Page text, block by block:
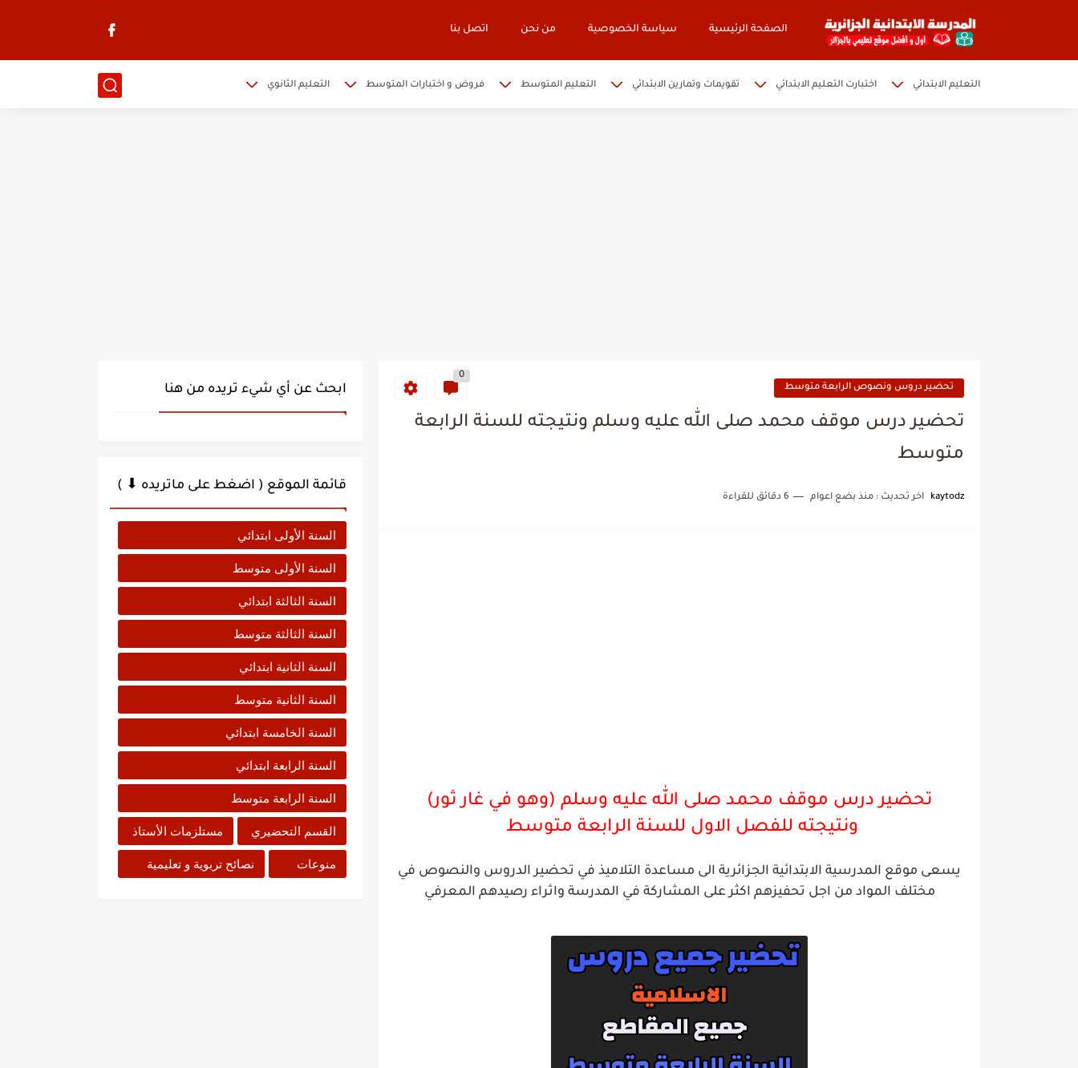
الصفحة الرئيسية سياسة الخصوصية من نحن اتصل بنا
التعليم الابتدائي اختبارت التعليم الابتدائي تقويمات وتمارين الابتدائي التعليم المتوسط فروض و اختبارات المتوسط التعليم الثانوي
تحضير دروس ونصوص الرابعة متوسط
0
تحضير درس موقف محمد صلى الله عليه وسلم ونتيجته للسنة الرابعة
متوسط
kaytodz اخر تحديث : منذ بضع اعوام 6 دقائق للقراءة
تحضير درس موقف محمد صلى الله عليه وسلم (وهو في غار ثور)
ونتيجته للفصل الاول للسنة الرابعة متوسط
يسعى موقع المدرسية الابتدائية الجزائرية الى مساعدة التلاميذ في تحضير الدروس والنصوص في
مختلف المواد من اجل تحفيزهم اكثر على المشاركة في المدرسة واثراء رصيدهم المعرفي
ابحث عن أي شيء تريده من هنا
قائمة الموقع ( اضغط على ماتريده ⬇ )
السنة الأولى ابتدائي
السنة الأولى متوسط
السنة الثالثة ابتدائي
السنة الثالثة متوسط
السنة الثانية ابتدائي
السنة الثانية متوسط
السنة الخامسة ابتدائي
السنة الرابعة ابتدائي
السنة الرابعة متوسط
القسم التحضيري مستلزمات الأستاذ
منوعات نصائح تربوية و تعليمية